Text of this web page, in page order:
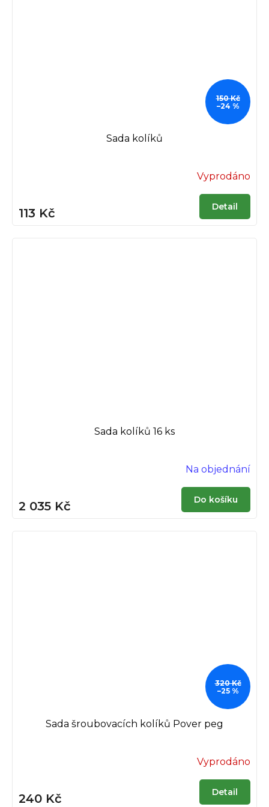
150 Kč
–24 %
Sada kolíků
Vyprodáno
113 Kč Detail
Sada kolíků 16 ks
Na objednání
2 035 Kč Do košíku
320 Kč
–25 %
Sada šroubovacích kolíků Pover peg
Vyprodáno
240 Kč Detail